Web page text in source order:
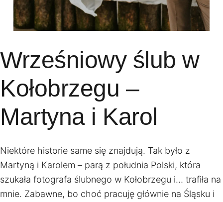
Wrześniowy ślub w
Kołobrzegu –
Martyna i Karol
Niektóre historie same się znajdują. Tak było z
Martyną i Karolem – parą z południa Polski, która
szukała fotografa ślubnego w Kołobrzegu i… trafiła na
mnie. Zabawne, bo choć pracuję głównie na Śląsku i